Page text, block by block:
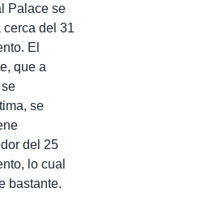
Palace se
cerca del 31
El
que a
se
del 25
lo cual
bastante.